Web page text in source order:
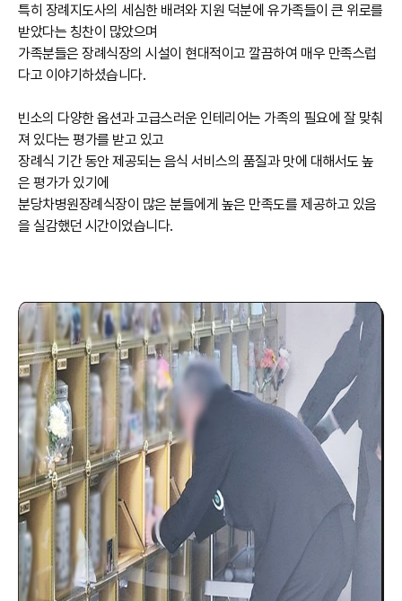
특히 장례지도사의 세심한 배려와 지원 덕분에 유가족들이 큰 위로를
받았다는 칭찬이 많았으며
가족분들은 장례식장의 시설이 현대적이고 깔끔하여 매우 만족스럽
다고 이야기하셨습니다.
빈소의 다양한 옵션과 고급스러운 인테리어는 가족의 필요에 잘 맞춰
져 있다는 평가를 받고 있고
장례식 기간 동안 제공되는 음식 서비스의 품질과 맛에 대해서도 높
은 평가가 있기에
분당차병원장례식장이 많은 분들에게 높은 만족도를 제공하고 있음
을 실감했던 시간이었습니다.